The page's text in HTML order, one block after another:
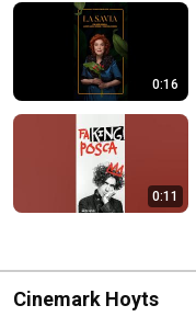
0:16
0:11
Cinemark Hoyts